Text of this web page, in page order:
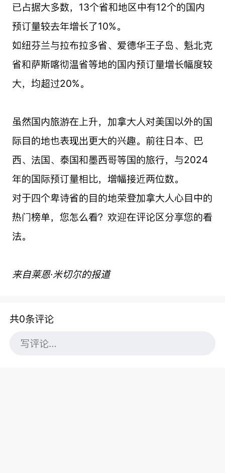
已占据大多数，13个省和地区中有12个的国内
预订量较去年增长了10%。
如纽芬兰与拉布拉多省、爱德华王子岛、魁北克
省和萨斯喀彻温省等地的国内预订量增长幅度较
大，均超过20%。
虽然国内旅游在上升，加拿大人对美国以外的国
际目的地也表现出更大的兴趣。前往日本、巴
西、法国、泰国和墨西哥等国的旅行，与2024
年的国际预订量相比，增幅接近两位数。
对于四个卑诗省的目的地荣登加拿大人心目中的
热门榜单，您怎么看？欢迎在评论区分享您的看
法。
来自莱恩·米切尔的报道
共0条评论